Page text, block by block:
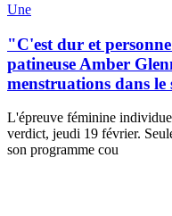
Une
"C'est dur et
patineuse Amber
menstruations dans le
L'épreuve féminine
verdict, jeudi 19 février.
son programme cou